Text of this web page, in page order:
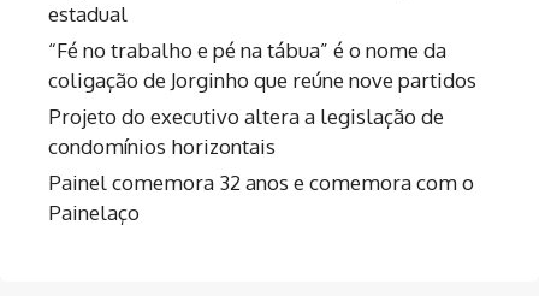
estadual
“Fé no trabalho e pé na tábua” é o nome da
coligação de Jorginho que reúne nove partidos
Projeto do executivo altera a legislação de
condomínios horizontais
Painel comemora 32 anos e comemora com o
Painelaço